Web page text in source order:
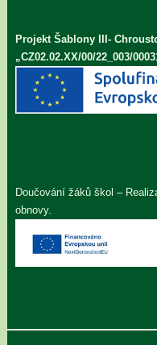
Projekt Šablony III-
„CZ02.02.XX/00/22_003/
Doučování žáků škol –
obnovy.